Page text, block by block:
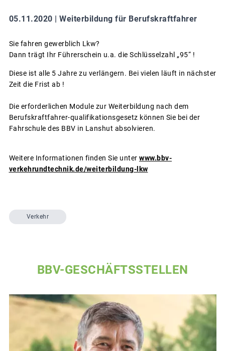
05.11.2020 | Weiterbildung für Berufskraftfahrer
Sie fahren gewerblich Lkw?
Dann trägt Ihr Führerschein u.a. die Schlüsselzahl „95“ !
Diese ist alle 5 Jahre zu verlängern. Bei vielen läuft in nächster
Zeit die Frist ab !
Die erforderlichen Module zur Weiterbildung nach dem
Berufskraftfahrer-qualifikationsgesetz können Sie bei der
Fahrschule des BBV in Lanshut absolvieren.
Weitere Informationen finden Sie unter www.bbv-
verkehrundtechnik.de/weiterbildung-lkw
Verkehr
BBV-GESCHÄFTSSTELLEN